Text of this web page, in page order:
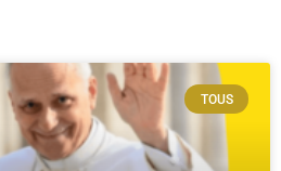
TOUS